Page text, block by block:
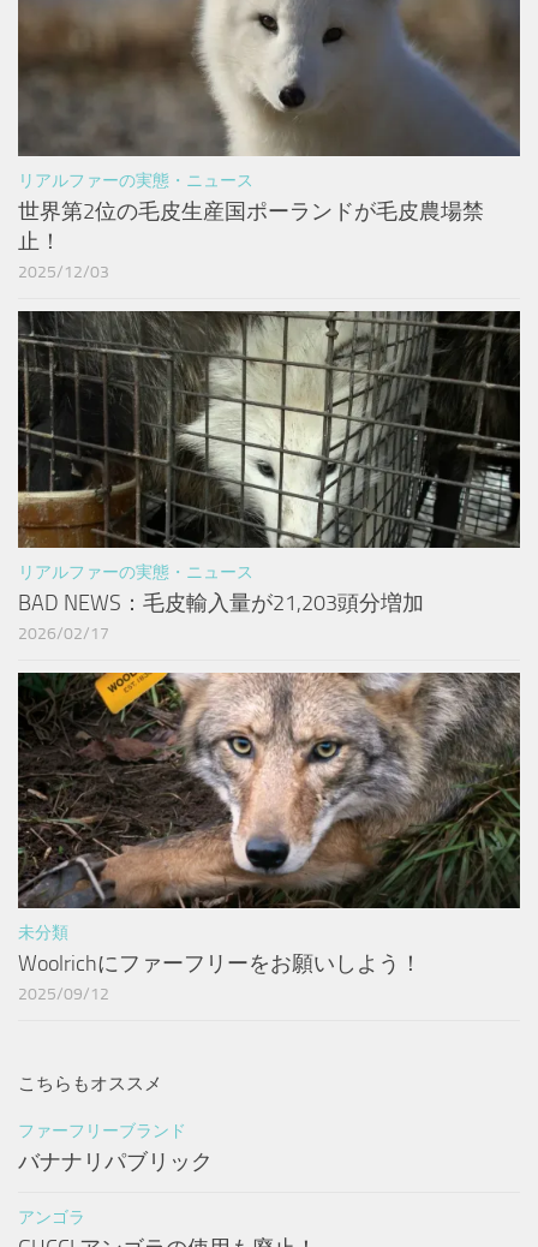
リアルファーの実態・ニュース
世界第2位の毛皮生産国ポーランドが毛皮農場禁
止！
2025/12/03
リアルファーの実態・ニュース
BAD NEWS：毛皮輸入量が21,203頭分増加
2026/02/17
未分類
Woolrichにファーフリーをお願いしよう！
2025/09/12
こちらもオススメ
ファーフリーブランド
バナナリパブリック
アンゴラ